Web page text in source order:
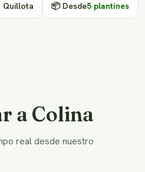
Quillota 📦 Desde5 plantines
a Colina
real desde nuestro